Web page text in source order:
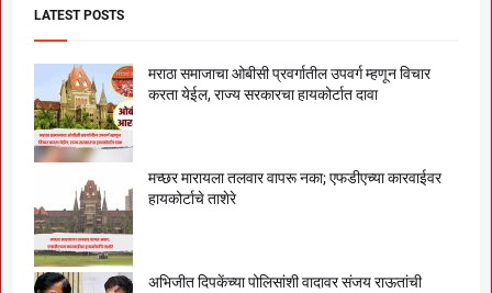
LATEST POSTS
मराठा समाजाचा ओबीसी प्रवर्गातील उपवर्ग म्हणून विचार
करता येईल, राज्य सरकारचा हायकोर्टात दावा
मच्छर मारायला तलवार वापरू नका; एफडीएच्या कारवाईवर
हायकोर्टाचे ताशेरे
अभिजीत दिपकेंच्या पोलिसांशी वादावर संजय राऊतांची